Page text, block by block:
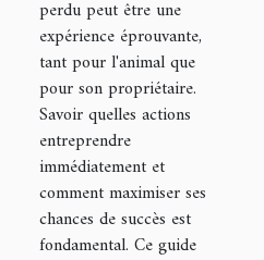
perdus
perdu peut être une
expérience éprouvante,
tant pour l'animal que
pour son propriétaire.
Savoir quelles actions
entreprendre
immédiatement et
comment maximiser ses
chances de succès est
fondamental. Ce guide